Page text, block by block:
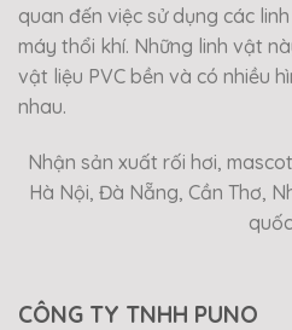
quan đến việc sử dụng các
máy thổi khí. Những linh vật
vật liệu PVC bền và có nhiều
nhau.
Nhận sản xuất rối hơi,
Hà Nội, Đà Nẵng, Cần Thơ,
quốc
CÔNG TY TNHH PUNO